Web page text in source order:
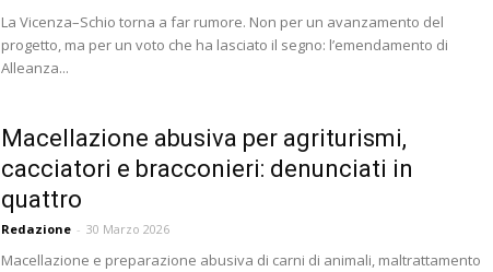
La Vicenza–Schio torna a far rumore. Non per un avanzamento del
progetto, ma per un voto che ha lasciato il segno: l’emendamento di
Alleanza...
Macellazione abusiva per agriturismi,
cacciatori e bracconieri: denunciati in
quattro
Redazione - 30 Marzo 2026
Macellazione e preparazione abusiva di carni di animali, maltrattamento